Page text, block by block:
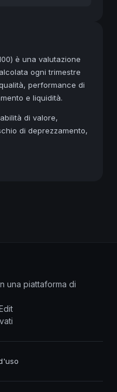
è una valutazione
ogni trimestre
performance di
e liquidità.
di valore,
di deprezzamento,
una piattaforma di